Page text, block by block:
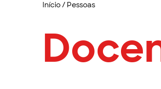
Início/ Pessoas